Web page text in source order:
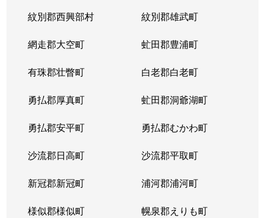
紋別郡西興部村 紋別郡雄武町
網走郡大空町 虻田郡豊浦町
有珠郡壮瞥町 白老郡白老町
勇払郡厚真町 虻田郡洞爺湖町
勇払郡安平町 勇払郡むかわ町
沙流郡日高町 沙流郡平取町
新冠郡新冠町 浦河郡浦河町
様似郡様似町 幌泉郡えりも町